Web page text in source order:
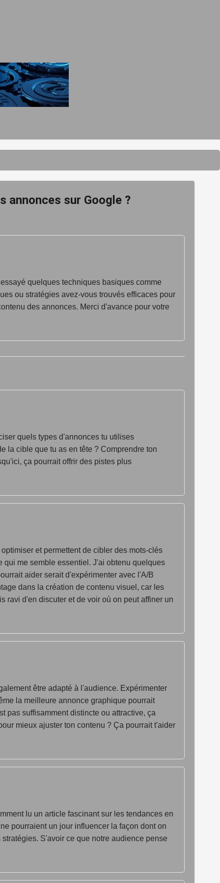
annonces sur Google ?
quelques techniques basiques comme
ou stratégies avez-vous trouvés efficaces pour
des annonces. Merci d'avance pour votre
quels types d'annonces tu utilises
la cible que tu as en tête ? Comprendre ton
ça pourrait offrir des pistes plus
et permettent de cibler des mots-clés
me semble essentiel. J'ai obtenu quelques
aider serait d'expérimenter avec l'A/B
dans la création de contenu visuel, car les
ravi d'en discuter et de voir où on peut affiner un
être adapté à l'audience. Expérimenter
la meilleure annonce graphique pourrait
pas suffisamment distincte ou attractive, ça
mieux ajuster ton contenu ? Ça pourrait t'aider
lu un article fascinant sur les tendances en
pourraient un jour influencer la façon dont on
S'avoir ce que notre audience pense